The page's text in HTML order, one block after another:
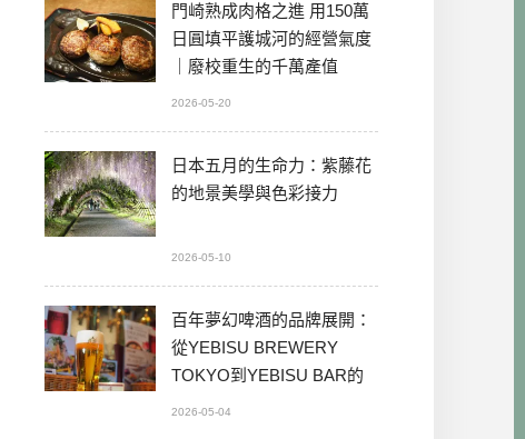
門崎熟成肉格之進 用150萬
日圓填平護城河的經營氣度
｜廢校重生的千萬產值
2026-05-20
日本五月的生命力：紫藤花
的地景美學與色彩接力
2026-05-10
百年夢幻啤酒的品牌展開：
從YEBISU BREWERY
TOKYO到YEBISU BAR的
2026-05-04